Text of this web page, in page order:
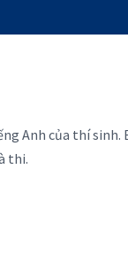
Anh của thí sinh.
thi.